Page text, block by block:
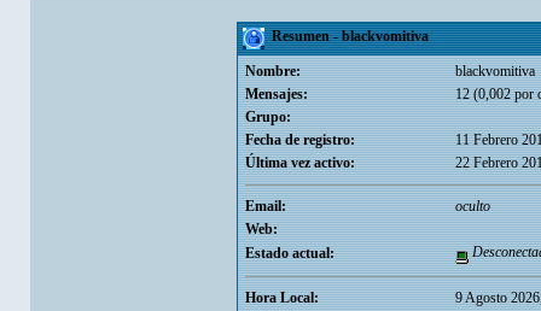
Resumen - blackvomitiva
Nombre:
blackvomitiva
Mensajes:
12 (0,002 por
Grupo:
Fecha de registro:
11 Febrero
Última vez activo:
22 Febrero
Email:
oculto
Web:
Estado actual:
Hora Local:
9 Agosto